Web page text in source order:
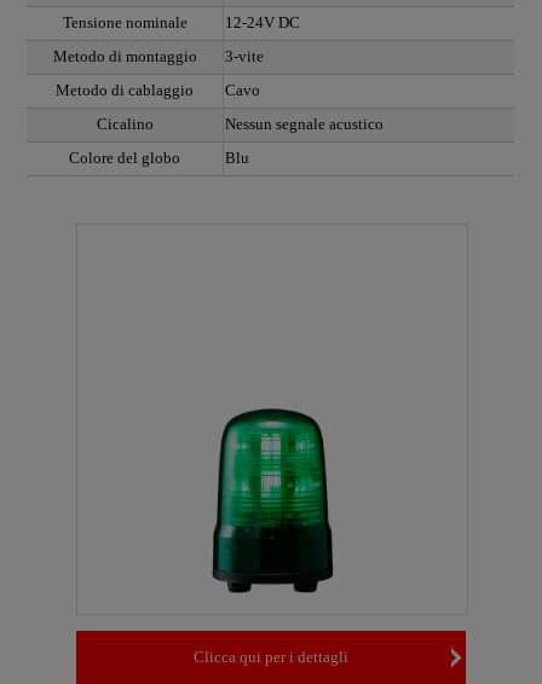
Tensione nominale
12-24V DC
Metodo di montaggio
3-vite
Metodo di cablaggio
Cavo
Cicalino
Nessun segnale acustico
Colore del globo
Blu
Clicca qui per i dettagli